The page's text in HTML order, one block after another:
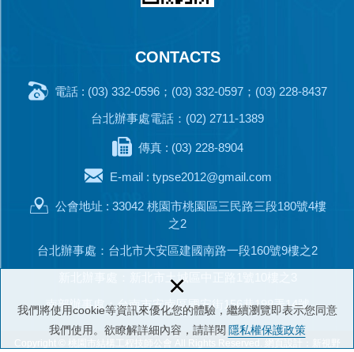
我們將使用cookie等資訊來優化您的體驗，繼續瀏覽即表示您同意
我們使用。欲瞭解詳細內容，請詳閱 隱私權保護政策
×
CONTACTS
電話 : (03) 332-0596；(03) 332-0597；(03) 228-8437
台北辦事處電話：(02) 2711-1389
傳真 : (03) 228-8904
E-mail : typse2012@gmail.com
公會地址 : 33042 桃園市桃園區三民路三段180號4樓
之2
台北辦事處：台北市大安區建國南路一段160號9樓之2
新北辦事處：新北市土城區中正路1號10樓之3
南部辦事處：台南市安南區國安街156巷198弄14號
Copyright © 桃園市結構工程技師公會 All Rights Reserved. 網頁設計：新視野